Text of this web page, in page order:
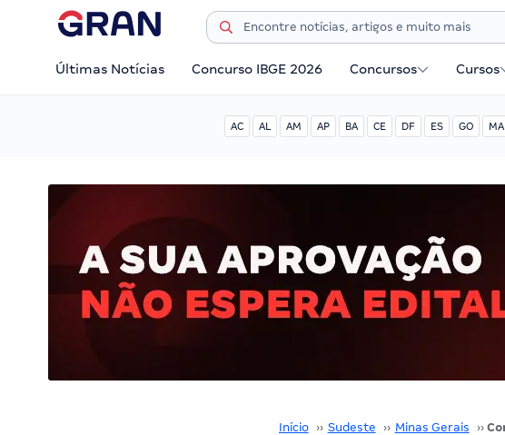
Últimas Notícias Concurso IBGE 2026 Concursos Cursos
AC AL AM AP BA CE DF ES GO MA
Início ›› Sudeste ›› Minas Gerais ››